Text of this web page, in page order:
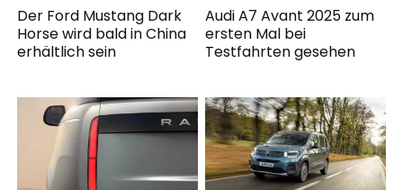
Der Ford Mustang Dark
Horse wird bald in China
erhältlich sein
Audi A7 Avant 2025 zum
ersten Mal bei
Testfahrten gesehen